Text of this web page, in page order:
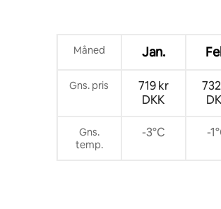
Måned Jan.
Gns. pris
719 kr
DKK
Gns.
temp.
-3°C -